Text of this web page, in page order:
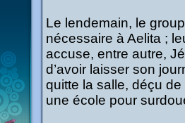
Le lendemain, le
nécessaire à Aelita ;
accuse, entre autre,
d’avoir laisser son
quitte la salle, déçu
une école pour